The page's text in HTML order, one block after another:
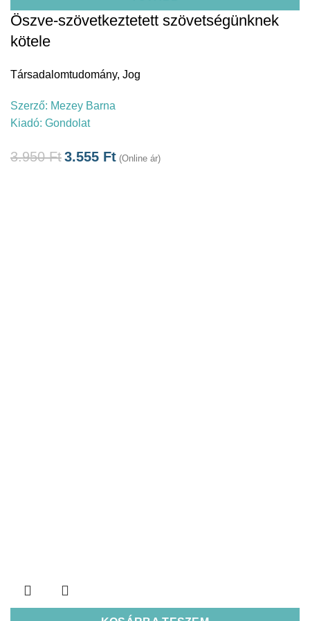
Öszve-szövetkeztetett szövetségünknek
kötele
Társadalomtudomány, Jog
Szerző: Mezey Barna
Kiadó: Gondolat
3.950Ft3.555 Ft (Online ár)